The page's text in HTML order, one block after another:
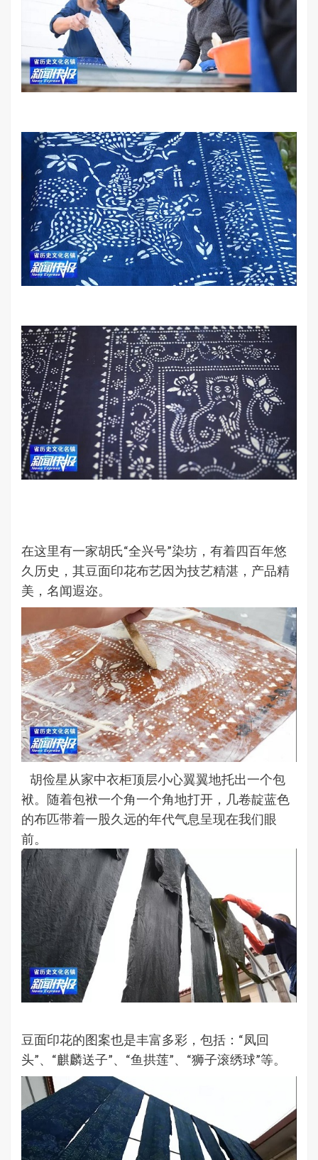
在这里有一家胡氏“全兴号”染坊，有着四百年悠
久历史，其豆面印花布艺因为技艺精湛，产品精
美，名闻遐迩。
胡俭星从家中衣柜顶层小心翼翼地托出一个包
袱。随着包袱一个角一个角地打开，几卷靛蓝色
的布匹带着一股久远的年代气息呈现在我们眼
前。
豆面印花的图案也是丰富多彩，包括：“凤回
头”、“麒麟送子”、“鱼拱莲”、“狮子滚绣球”等。